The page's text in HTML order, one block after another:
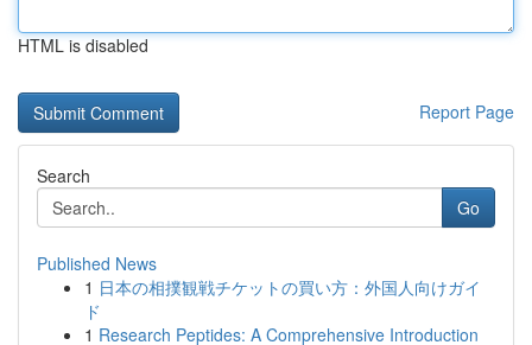
HTML is disabled
Report Page
Search
Go
Published News
1 日本の相撲観戦チケットの買い方：外国人向けガイ
ド
1 Research Peptides: A Comprehensive Introduction